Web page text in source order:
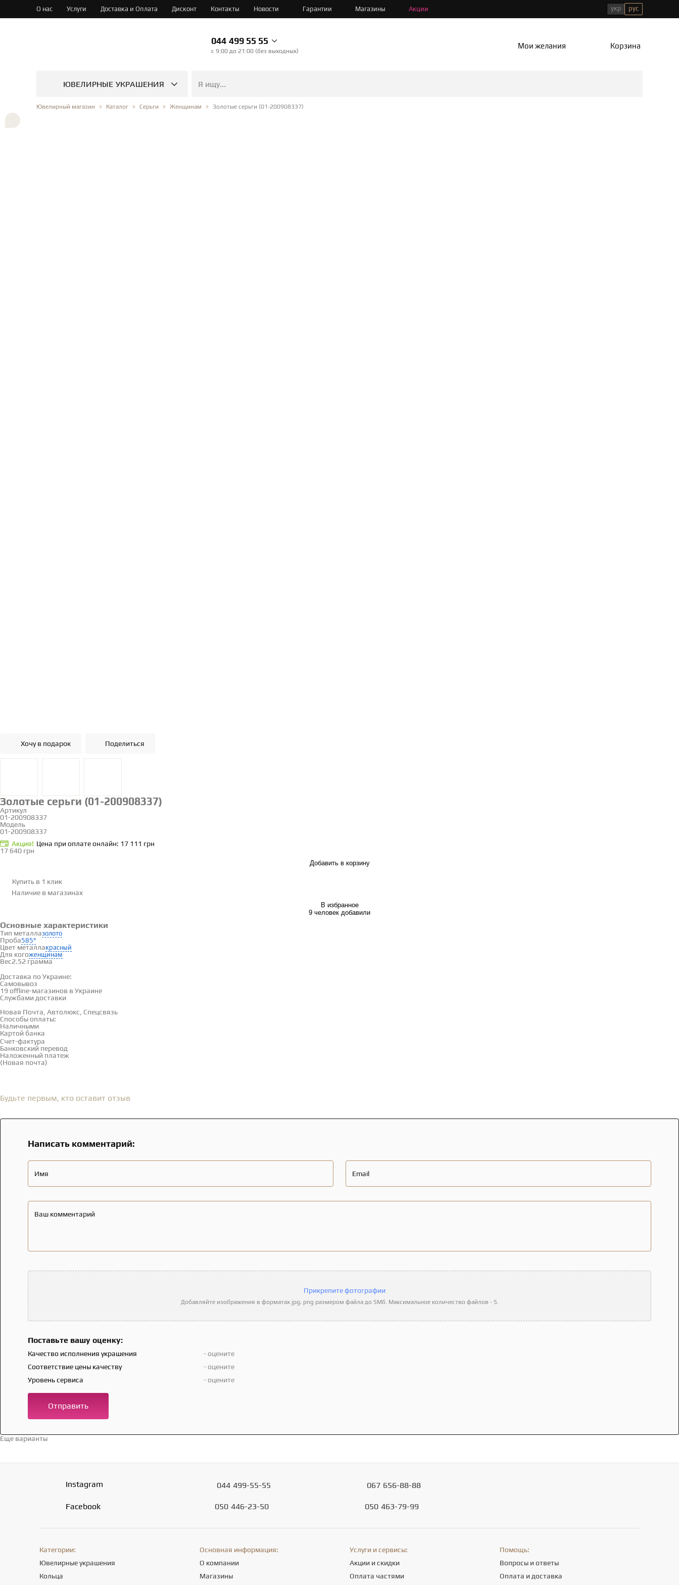
О нас Услуги Доставка и Оплата Дисконт Контакты Новости Гарантии Магазины Акции укр рус
044 499 55 55
c 9:00 до 21:00 (без выходных)
Мои желания Корзина
ЮВЕЛИРНЫЕ УКРАШЕНИЯ
Ювелирный магазин Каталог Серьги Женщинам Золотые серьги (01-200908337)
Хочу в подарок Поделиться
Золотые серьги (01-200908337)
Артикул
01-200908337
Модель
01-200908337
Акция! Цена при оплате онлайн: 17 111 грн
17 640 грн
Добавить в корзину
Купить в 1 клик
Наличие в магазинах
В избранное
9 человек добавили
Основные характеристики
Тип металлазолото
Проба585°
Цвет металлакрасный
Для когоженщинам
Вес2.52 грамма
Доставка и оплата
Доставка по Украине:
Самовывоз
19 offline-магазинов в Украине
Службами доставки
Новая Почта, Автолюкс, Спецсвязь
Способы оплаты:
Наличными
Картой банка
Счет-фактура
Банковский перевод
Наложенный платеж
(Новая почта)
Будьте первым, кто оставит отзыв
Написать комментарий:
Имя Email
Ваш комментарий
Прикрепите фотографии
Добавляйте изображения в форматах jpg, png размером файла до 5Мб. Максимальное количество файлов - 5.
Поставьте вашу оценку:
Качество исполнения украшения
- оцените
Соответствие цены качеству
- оцените
Уровень сервиса
- оцените
Отправить
Еще варианты
Instagram
Facebook
044 499-55-55
050 446-23-50
067 656-88-88
050 463-79-99
Категории:
Ювелирные украшения
Кольца
Основная информация:
О компании
Магазины
Услуги и сервисы:
Акции и скидки
Оплата частями
Помощь:
Вопросы и ответы
Оплата и доставка